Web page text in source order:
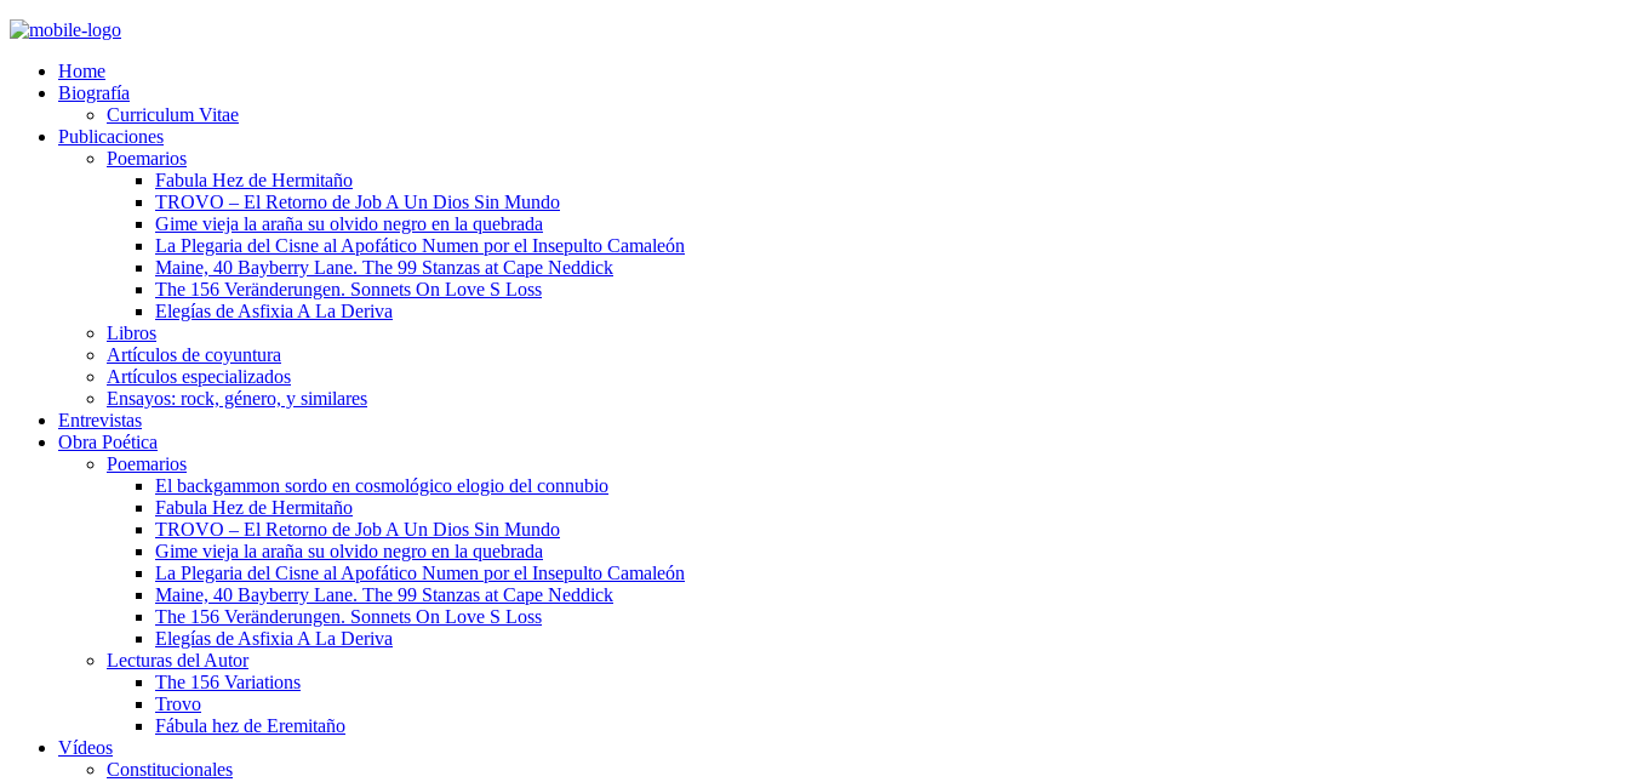
Home
Biografía
Curriculum Vitae​
Publicaciones
Poemarios
Fabula Hez de Hermitaño
TROVO – El Retorno de Job A Un Dios Sin Mundo
Gime vieja la araña su olvido negro en la quebrada
La Plegaria del Cisne al Apofático Numen por el Insepulto Camaleón
Maine, 40 Bayberry Lane. The 99 Stanzas at Cape Neddick
The 156 Veränderungen. Sonnets On Love S Loss
Elegías de Asfixia A La Deriva
Libros
Artículos de coyuntura
Artículos especializados
Ensayos: rock, género, y similares
Entrevistas
Obra Poética
Poemarios
El backgammon sordo en cosmológico elogio del connubio
Fabula Hez de Hermitaño
TROVO – El Retorno de Job A Un Dios Sin Mundo
Gime vieja la araña su olvido negro en la quebrada
La Plegaria del Cisne al Apofático Numen por el Insepulto Camaleón
Maine, 40 Bayberry Lane. The 99 Stanzas at Cape Neddick
The 156 Veränderungen. Sonnets On Love S Loss
Elegías de Asfixia A La Deriva
Lecturas del Autor
The 156 Variations
Trovo
Fábula hez de Eremitaño
Vídeos
Constitucionales